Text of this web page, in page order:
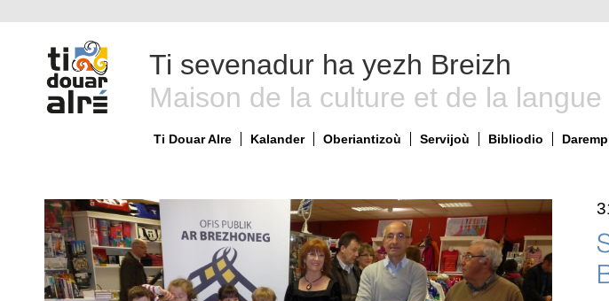
Ti sevenadur ha yezh Breizh
Maison de la culture et de la
Ti Douar Alre Kalander Oberiantizoù Servijoù Bibliodio